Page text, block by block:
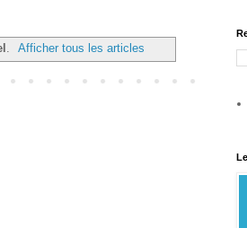
Afficher tous les articles